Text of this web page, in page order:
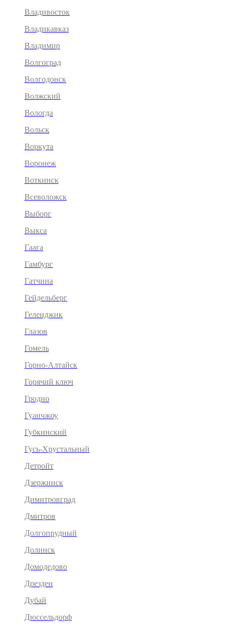
Владивосток
Владикавказ
Владимир
Волгоград
Волгодонск
Волжский
Вологда
Вольск
Воркута
Воронеж
Воткинск
Всеволожск
Выборг
Выкса
Гаага
Гамбург
Гатчина
Гейдельберг
Геленджик
Глазов
Гомель
Горно-Алтайск
Горячий ключ
Гродно
Гуанчжоу
Губкинский
Гусь-Хрустальный
Детройт
Дзержинск
Димитровград
Дмитров
Долгопрудный
Долинск
Домодедово
Дрезден
Дубай
Дюссельдорф